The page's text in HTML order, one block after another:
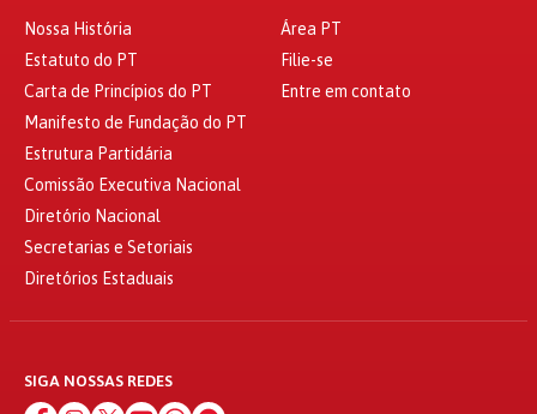
Nossa História
Estatuto do PT
Carta de Princípios do PT
Manifesto de Fundação do PT
Estrutura Partidária
Comissão Executiva Nacional
Diretório Nacional
Secretarias e Setoriais
Diretórios Estaduais
Área PT
Filie-se
Entre em contato
SIGA NOSSAS REDES